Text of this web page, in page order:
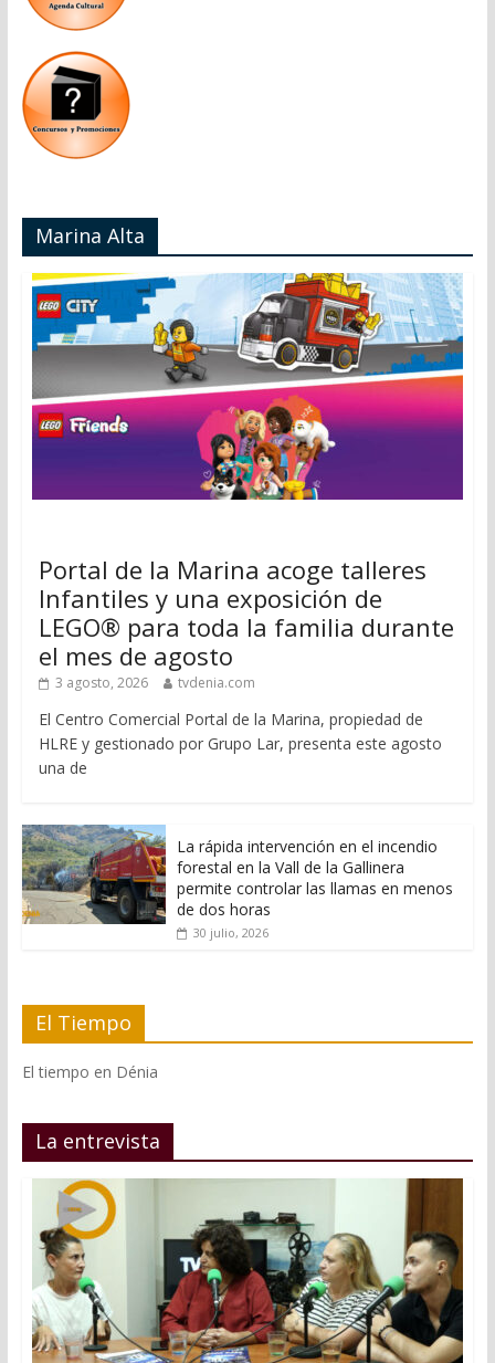
Marina Alta
Portal de la Marina acoge talleres
Infantiles y una exposición de
LEGO® para toda la familia durante
el mes de agosto
3 agosto, 2026 tvdenia.com
El Centro Comercial Portal de la Marina, propiedad de
HLRE y gestionado por Grupo Lar, presenta este agosto
una de
La rápida intervención en el incendio
forestal en la Vall de la Gallinera
permite controlar las llamas en menos
de dos horas
30 julio, 2026
El Tiempo
El tiempo en Dénia
La entrevista